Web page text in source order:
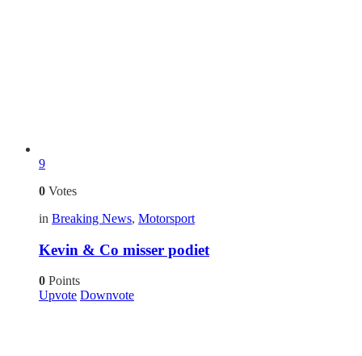
9
0 Votes
in Breaking News, Motorsport
Kevin & Co misser podiet
0 Points
Upvote Downvote